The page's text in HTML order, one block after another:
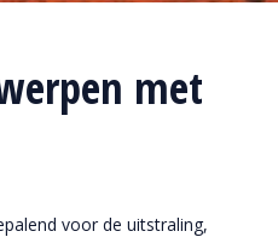
met
voor de uitstraling,